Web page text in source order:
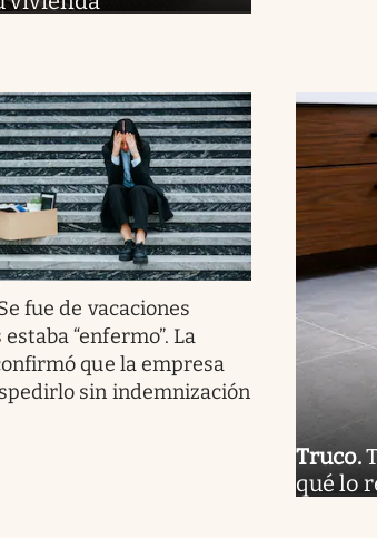
fue de vacaciones
“enfermo”. La
que la empresa
sin indemnización
Truco.
qué lo